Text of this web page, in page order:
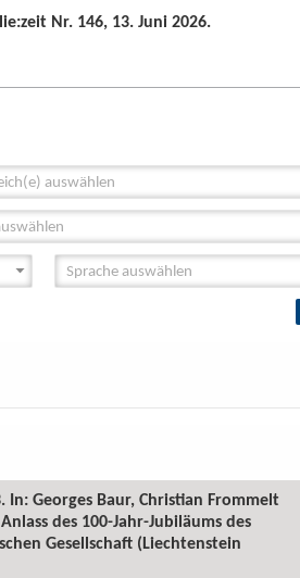
Nr. 146, 13. Juni 2026.
auswählen
Georges Baur, Christian Frommelt
des 100-Jahr-Jubiläums des
Gesellschaft (Liechtenstein